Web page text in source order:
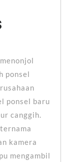
ponsel
ponsel baru
canggih.
kamera
mengambil